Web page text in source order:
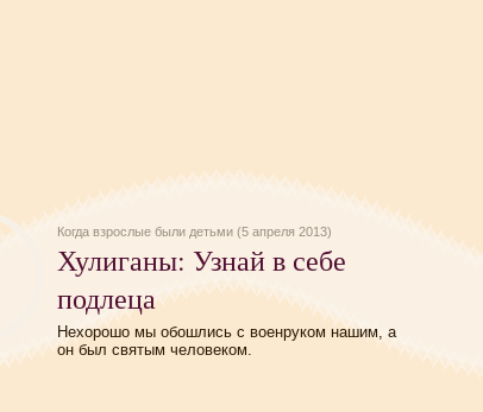
Когда взрослые были детьми (5 апреля 2013)
Хулиганы: Узнай в себе
подлеца
Нехорошо мы обошлись с военруком нашим, а
он был святым человеком.